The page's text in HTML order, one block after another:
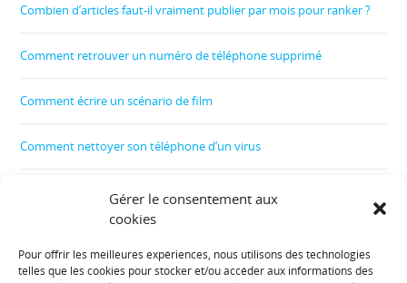
Gérer le consentement aux
cookies
Pour offrir les meilleures expériences, nous utilisons des technologies
telles que les cookies pour stocker et/ou accéder aux informations des
Combien d’articles faut-il vraiment publier par mois pour ranker ?
Comment retrouver un numéro de téléphone supprimé
Comment écrire un scénario de film
Comment nettoyer son téléphone d’un virus
Comment allumer un téléphone sans bouton d’allumage